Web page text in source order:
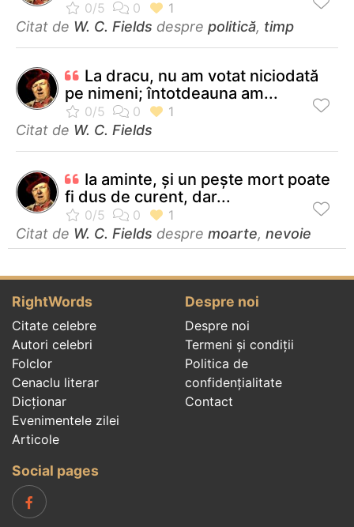
Citat de W. C. Fields despre politică, timp
La dracu, nu am votat niciodată
pe nimeni; întotdeauna am...
Citat de W. C. Fields
Ia aminte, şi un peşte mort poate
fi dus de curent, dar...
Citat de W. C. Fields despre moarte, nevoie
RightWords
Citate celebre
Autori celebri
Folclor
Cenaclu literar
Dicționar
Evenimentele zilei
Articole
Despre noi
Despre noi
Termeni și condiții
Politica de
confidenţialitate
Contact
Social pages